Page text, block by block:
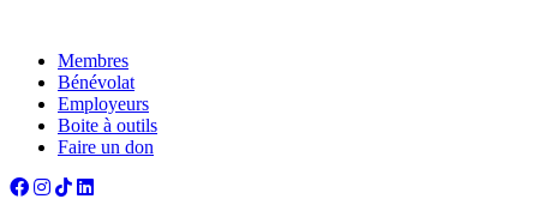
Membres
Bénévolat
Employeurs
Boite à outils
Faire un don